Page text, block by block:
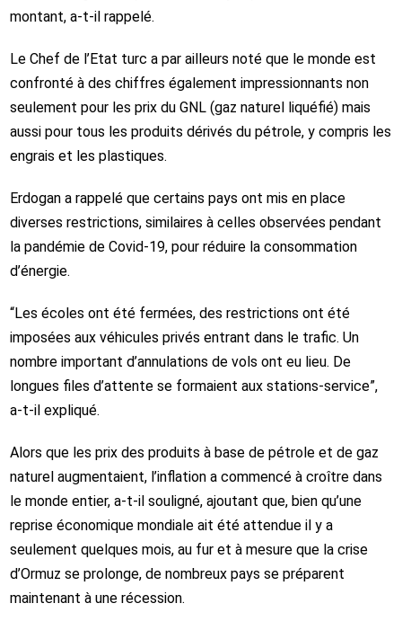
montant, a-t-il rappelé.
Le Chef de l’Etat turc a par ailleurs noté que le monde est
confronté à des chiffres également impressionnants non
seulement pour les prix du GNL (gaz naturel liquéfié) mais
aussi pour tous les produits dérivés du pétrole, y compris les
engrais et les plastiques.
Erdogan a rappelé que certains pays ont mis en place
diverses restrictions, similaires à celles observées pendant
la pandémie de Covid-19, pour réduire la consommation
d’énergie.
“Les écoles ont été fermées, des restrictions ont été
imposées aux véhicules privés entrant dans le trafic. Un
nombre important d’annulations de vols ont eu lieu. De
longues files d’attente se formaient aux stations-service”,
a-t-il expliqué.
Alors que les prix des produits à base de pétrole et de gaz
naturel augmentaient, l’inflation a commencé à croître dans
le monde entier, a-t-il souligné, ajoutant que, bien qu’une
reprise économique mondiale ait été attendue il y a
seulement quelques mois, au fur et à mesure que la crise
d’Ormuz se prolonge, de nombreux pays se préparent
maintenant à une récession.